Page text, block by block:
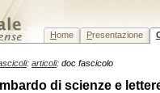
Home Presentazione
: articoli: doc fascicolo
di scienze e